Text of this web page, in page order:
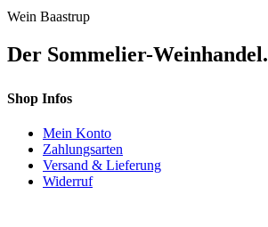
Wein Baastrup
Der Sommelier-Weinhandel.
Shop Infos
Mein Konto
Zahlungsarten
Versand & Lieferung
Widerruf